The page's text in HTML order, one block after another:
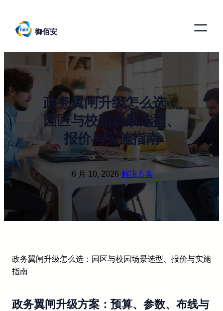
御佰安
政务翼闸升级怎么选：
园区与校园场景选型、
报价与实施指南
·6 月 10, 2026·解决方案
政务翼闸升级怎么选：园区与校园场景选型、报价与实施
指南
政务翼闸升级方案：预算、参数、布线与